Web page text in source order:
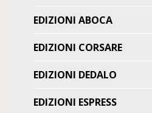
EDIZIONI ABOCA
EDIZIONI CORSARE
EDIZIONI DEDALO
EDIZIONI ESPRESS